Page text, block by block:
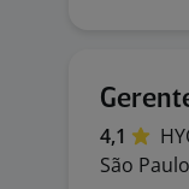
4,1
São